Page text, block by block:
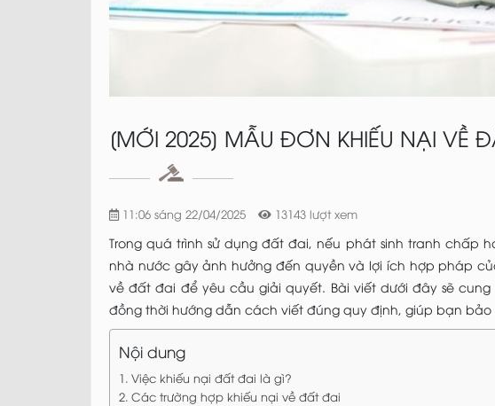
[MỚI 2025] MẪU ĐƠN KHIẾU NẠI VỀ
11:06 sáng 22/04/2025 13143 lượt xem
Trong quá trình sử dụng đất đai, nếu phát sinh tranh
nhà nước gây ảnh hưởng đến quyền và lợi ích hợp pháp
về đất đai để yêu cầu giải quyết. Bài viết dưới đây sẽ
đồng thời hướng dẫn cách viết đúng quy định, giúp bạn
Nội dung
Việc khiếu nại đất đai là gì?
Các trường hợp khiếu nại về đất đai